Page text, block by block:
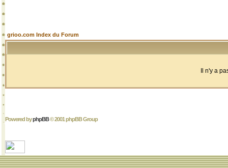
grioo.com Index du Forum
Il n'y a
Powered byphpBB© 2001 phpBB Group